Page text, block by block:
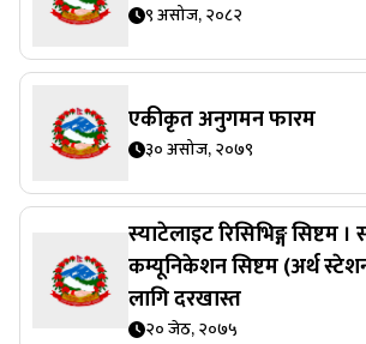
९ असोज, २०८२
एकीकृत अनुगमन फारम
३० असोज, २०७९
स्याटेलाइट रिसिभिङ्ग सिष्टम
कम्यूनिकेशन सिष्टम (अर्थ
लागि दरखास्त
२० जेठ, २०७५